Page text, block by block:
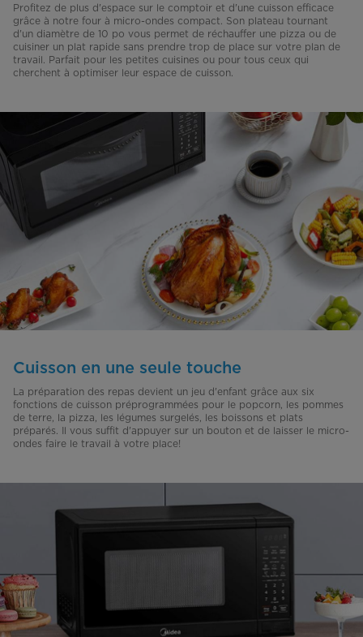
Profitez de plus d'espace sur le comptoir et d'une cuisson efficace
grâce à notre four à micro-ondes compact. Son plateau tournant
d'un diamètre de 10 po vous permet de réchauffer une pizza ou de
cuisiner un plat rapide sans prendre trop de place sur votre plan de
travail. Parfait pour les petites cuisines ou pour tous ceux qui
cherchent à optimiser leur espace de cuisson.
Cuisson en une seule touche
La préparation des repas devient un jeu d'enfant grâce aux six
fonctions de cuisson préprogrammées pour le popcorn, les pommes
de terre, la pizza, les légumes surgelés, les boissons et plats
préparés. Il vous suffit d'appuyer sur un bouton et de laisser le micro-
ondes faire le travail à votre place!